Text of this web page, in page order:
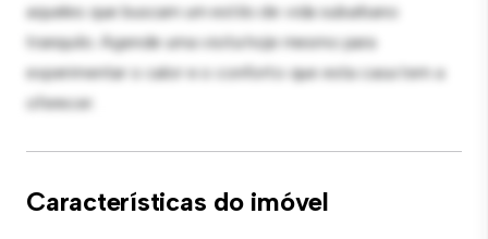
aqueles que buscam um estilo de vida suburbano
tranquilo. Agende uma visita hoje mesmo para
experimentar o calor e o conforto que esta casa tem a
oferecer.
Características do imóvel